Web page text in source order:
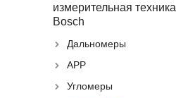
измерительная техника
Bosch
Дальномеры
APP
Угломеры